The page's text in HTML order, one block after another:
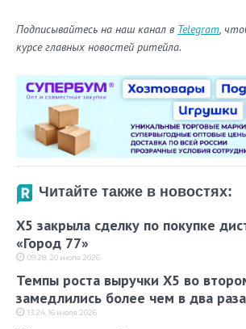
Подписывайтесь на наш канал в Telegram,
курсе главных новостей ритейла.
Читайте также в новостях:
X5 закрыла сделку по покупке
«Город 77»
09:28, 20 июля 2026
Темпы роста выручки X5 во
замедлились более чем в два раза
13:24, 16 июля 2026